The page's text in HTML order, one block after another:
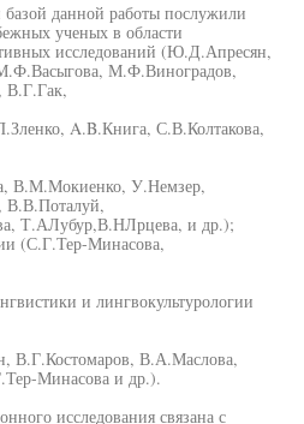
базой данной работы послужили
ученых в области
исследований (Ю.Д.Апресян,
М.Ф.Виноградов,
В.Г.Гак,
A.B.Книга, С.В.Колтакова,
В.М.Мокиенко, У.Немзер,
Т.АЛубур,В.НЛрцева, и др.);
(С.Г.Тер-Минасова,
и лингвокультурологии
В.Г.Костомаров, В.А.Маслова,
Минасова и др.).
исследования связана с